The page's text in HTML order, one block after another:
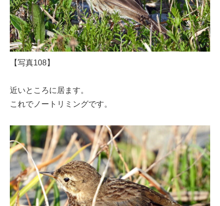
【写真108】
近いところに居ます。
これでノートリミングです。